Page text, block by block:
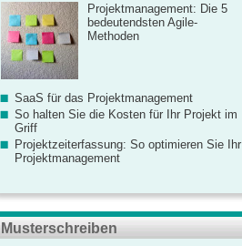
Projektmanagement: Die 5
bedeutendsten Agile-
Methoden
SaaS für das Projektmanagement
So halten Sie die Kosten für Ihr Projekt im
Griff
Projektzeiterfassung: So optimieren Sie Ihr
Projektmanagement
Musterschreiben